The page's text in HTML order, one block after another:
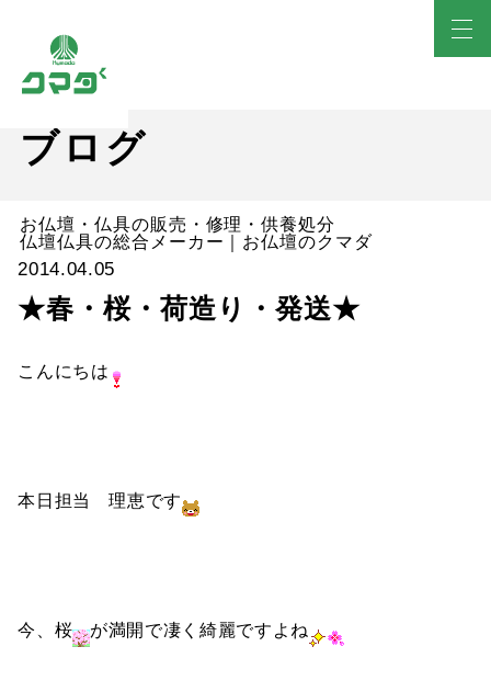
ブログ
お仏壇・仏具の販売・修理・供養処分
仏壇仏具の総合メーカー｜お仏壇のクマダ
2014.04.05
★春・桜・荷造り・発送★
こんにちは
本日担当 理恵です
今、桜 が満開で凄く綺麗ですよね